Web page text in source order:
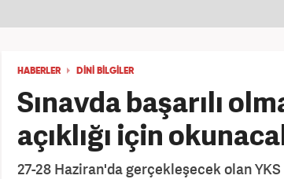
HABERLER DİNİ BİLGİLER
Sınavda başarılı
açıklığı için
27-28 Haziran'da gerçekleşecek olan